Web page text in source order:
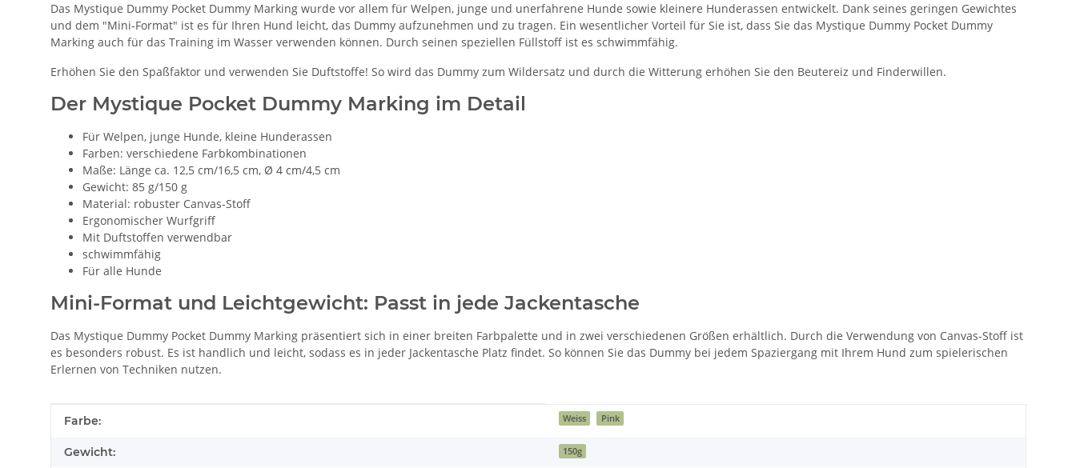
Das Mystique Dummy Pocket Dummy Marking wurde vor allem für Welpen, junge und unerfahrene Hunde sowie kleinere Hunderassen entwickelt. Dank seines geringen Gewichtes
und dem "Mini-Format" ist es für Ihren Hund leicht, das Dummy aufzunehmen und zu tragen. Ein wesentlicher Vorteil für Sie ist, dass Sie das Mystique Dummy Pocket Dummy
Marking auch für das Training im Wasser verwenden können. Durch seinen speziellen Füllstoff ist es schwimmfähig.
Erhöhen Sie den Spaßfaktor und verwenden Sie Duftstoffe! So wird das Dummy zum Wildersatz und durch die Witterung erhöhen Sie den Beutereiz und Finderwillen.
Der Mystique Pocket Dummy Marking im Detail
Für Welpen, junge Hunde, kleine Hunderassen
Farben: verschiedene Farbkombinationen
Maße: Länge ca. 12,5 cm/16,5 cm, Ø 4 cm/4,5 cm
Gewicht: 85 g/150 g
Material: robuster Canvas-Stoff
Ergonomischer Wurfgriff
Mit Duftstoffen verwendbar
schwimmfähig
Für alle Hunde
Mini-Format und Leichtgewicht: Passt in jede Jackentasche
Das Mystique Dummy Pocket Dummy Marking präsentiert sich in einer breiten Farbpalette und in zwei verschiedenen Größen erhältlich. Durch die Verwendung von Canvas-Stoff ist
es besonders robust. Es ist handlich und leicht, sodass es in jeder Jackentasche Platz findet. So können Sie das Dummy bei jedem Spaziergang mit Ihrem Hund zum spielerischen
Erlernen von Techniken nutzen.
Produkteigenschaft
Wert
Farbe: Weiss Pink
Gewicht: 150g